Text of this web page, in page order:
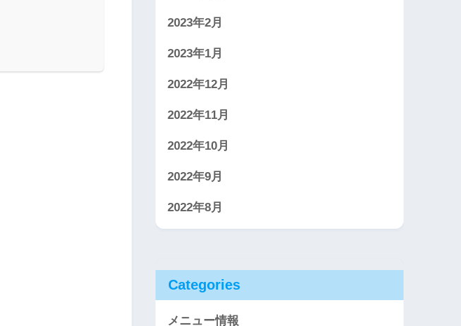
2023年2月
2023年1月
2022年12月
2022年11月
2022年10月
2022年9月
2022年8月
Categories
メニュー情報